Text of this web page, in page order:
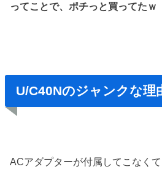
ってことで、ポチっと買ってたｗ
U/C40Nのジャンクな理
ACアダプターが付属してこなく